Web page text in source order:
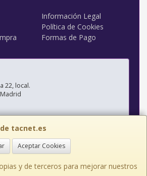
tacnet.es
Aceptar Cookies
y de terceros para mejorar nuestros
Información Legal
Política de Cookies
Formas de Pago
22, local.
Madrid
16:30-20:00 S: 10:30-14:00